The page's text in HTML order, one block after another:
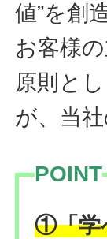
値”を創
お客様
原則とし
が、当
POINT
①「学